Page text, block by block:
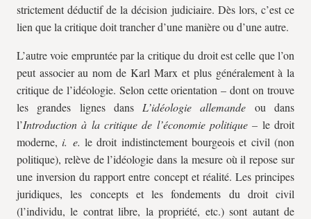
strictement déductif de la décision judiciaire. Dès lors, c’est ce
lien que la critique doit trancher d’une manière ou d’une autre.
L’autre voie empruntée par la critique du droit est celle que l’on
peut associer au nom de Karl Marx et plus généralement à la
critique de l’idéologie. Selon cette orientation – dont on trouve
les grandes lignes dans L’idéologie allemande ou dans
l’Introduction à la critique de l’économie politique – le droit
moderne, i. e. le droit indistinctement bourgeois et civil (non
politique), relève de l’idéologie dans la mesure où il repose sur
une inversion du rapport entre concept et réalité. Les principes
juridiques, les concepts et les fondements du droit civil
(l’individu, le contrat libre, la propriété, etc.) sont autant de